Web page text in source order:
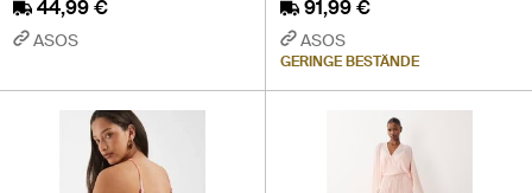
44,99 €
ASOS
91,99 €
ASOS
GERINGE BESTÄNDE